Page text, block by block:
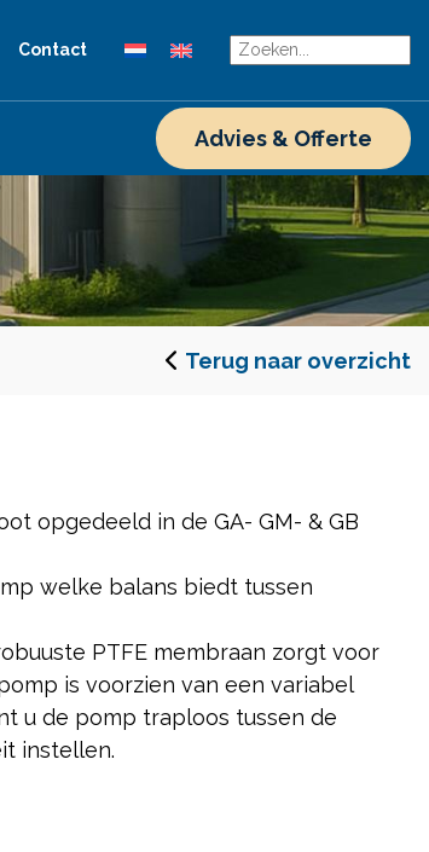
Contact
Advies & Offerte
Terug naar overzicht
opgedeeld in de GA- GM- & GB
welke balans biedt tussen
PTFE membraan zorgt voor
is voorzien van een variabel
u de pomp traploos tussen de
instellen.